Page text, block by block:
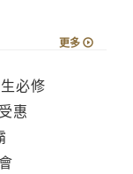
更多
必修
惠